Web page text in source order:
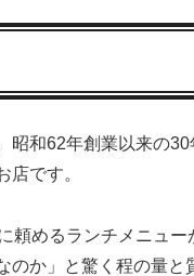
昭和62年創業以来の
店です。
頼めるランチメニュー
のか」と驚く程の量と